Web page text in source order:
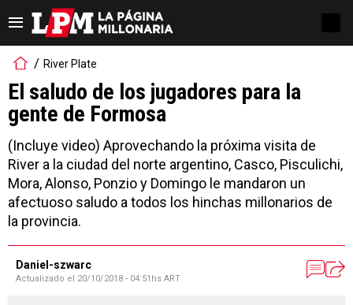
River Plate
El saludo de los jugadores para la
gente de Formosa
(Incluye video) Aprovechando la próxima visita de
River a la ciudad del norte argentino, Casco, Pisculichi,
Mora, Alonso, Ponzio y Domingo le mandaron un
afectuoso saludo a todos los hinchas millonarios de
la provincia.
Daniel-szwarc
Actualizado el 20/10/2018 - 04:51hs ART